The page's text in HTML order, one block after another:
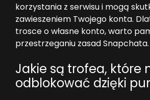
korzystania z serwisu i mogą
zawieszeniem Twojego konta.
trosce o własne konto, warto
przestrzeganiu zasad Snapchata.
Jakie są trofea, które
odblokować dzięki